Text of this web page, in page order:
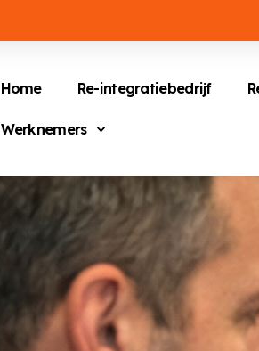
Home Re-integratiebedrijf
Werknemers